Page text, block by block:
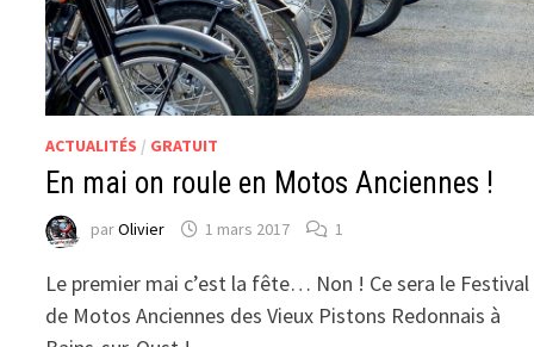
ACTUALITÉS / GRATUIT
En mai on roule en Motos Anciennes !
parOlivier 1 mars 2017 1
Le premier mai c’est la fête… Non ! Ce sera le Festival
de Motos Anciennes des Vieux Pistons Redonnais à